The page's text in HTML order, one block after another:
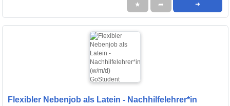
★ ➦ ➜
Flexibler Nebenjob als Latein - Nachhilfelehrer*in